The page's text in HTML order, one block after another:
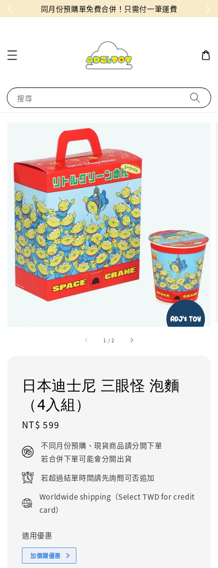
！ 同月份預購單免費合併！只需付一筆運費
搜尋
1 /2
日本迪士尼 三眼怪 泡麵
（4入組）
Regular
NT$ 599
不同月份預購、現貨商品請分開下單
若合併下單可能會分開出貨
若超過結單時間請先詢問可否追加
Worldwide shipping（Select TWD for credit
card）
適用優惠
加價購優惠